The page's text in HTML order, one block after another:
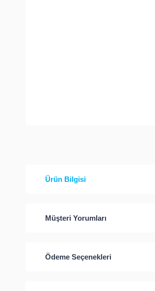
Ürün Bilgisi
Müşteri Yorumları
Ödeme Seçenekleri